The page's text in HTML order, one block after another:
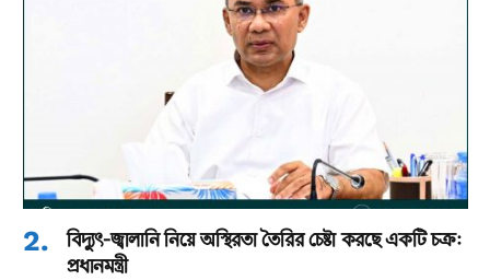
বিদ্যুৎ-জ্বালানি নিয়ে অস্থিরতা তৈরির চেষ্টা করছে একটি চক্র:
প্রধানমন্ত্রী